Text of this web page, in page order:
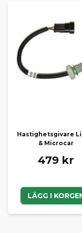
Hastighetsgivare
& Microcar
479 kr
LÄGG I